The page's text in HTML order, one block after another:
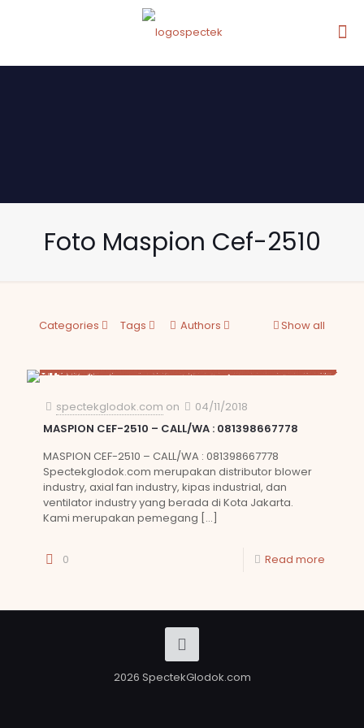
Foto Maspion Cef-2510
Categories Tags Authors Show all
spectekglodok.com on
04/11/2018
MASPION CEF-2510 – CALL/WA : 081398667778
MASPION CEF-2510 – CALL/WA : 081398667778
Spectekglodok.com merupakan distributor blower
industry, axial fan industry, kipas industrial, dan
ventilator industry yang berada di Kota Jakarta.
Kami merupakan pemegang […]
0 Read more
2026 SpectekGlodok.com